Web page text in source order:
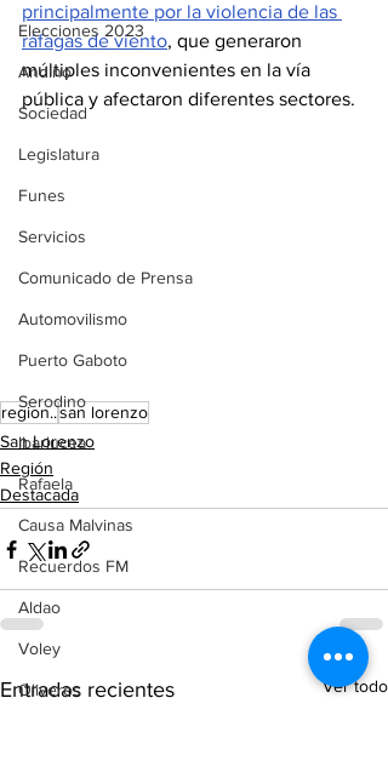
Elecciones 2023
Andino
Sociedad
Legislatura
Funes
Servicios
Comunicado de Prensa
Automovilismo
Puerto Gaboto
Serodino
Ibarlucea
Rafaela
Causa Malvinas
Recuerdos FM
Aldao
Voley
Oliveros
principalmente por la violencia de las
ráfagas de viento, que generaron
múltiples inconvenientes en la vía
pública y afectaron diferentes sectores.
region..san lorenzo
San Lorenzo
Región
Destacada
Entradas recientes Ver todo